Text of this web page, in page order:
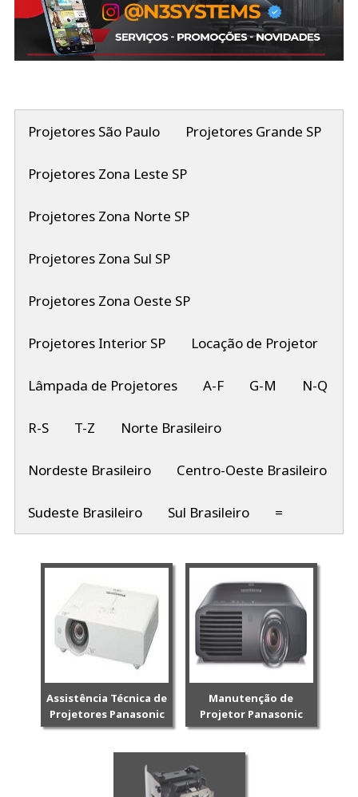
Projetores São Paulo Projetores Grande SP
Projetores Zona Leste SP
Projetores Zona Norte SP
Projetores Zona Sul SP
Projetores Zona Oeste SP
Projetores Interior SP Locação de Projetor
Lâmpada de Projetores A-F G-M N-Q
R-S T-Z Norte Brasileiro
Nordeste Brasileiro Centro-Oeste Brasileiro
Sudeste Brasileiro Sul Brasileiro =
Assistência Técnica de
Projetores Panasonic
Manutenção de
Projetor Panasonic